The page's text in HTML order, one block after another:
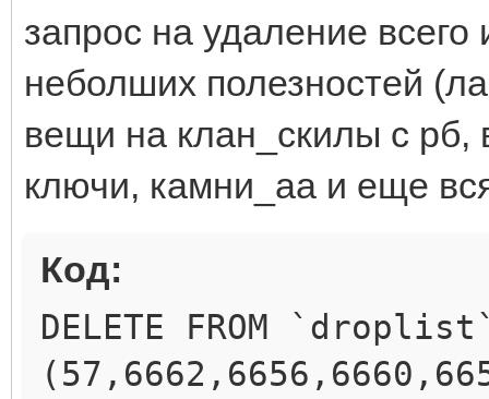
запрос на удаление
неболших полезностей
вещи на клан_скилы с рб,
ключи, камни_аа и еще
Код:
DELETE FROM